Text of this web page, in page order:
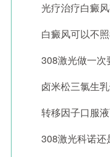
光疗治疗白癜
白癜风可以不
308激光做一次
卤米松三氯生
308激光科诺还